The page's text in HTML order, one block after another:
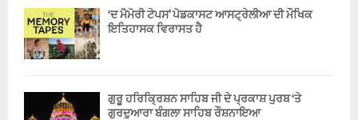
‘ਦ ਮੈਮੋਰੀ ਟੇਪਸ’ ਪੋਡਕਾਸਟ ਆਸਟ੍ਰੇਲੀਆ ਦੀ ਮੌਖਿਕ
ਇਤਿਹਾਸਕ ਵਿਰਾਸਤ ਹੈ
ਗੁਰੂ ਹਰਿਕ੍ਰਿਸ਼ਨ ਸਾਹਿਬ ਜੀ ਦੇ ਪ੍ਰਕਾਸ਼ ਪੁਰਬ ‘ਤੇ
ਗੁਰਦੁਆਰਾ ਬੰਗਲਾ ਸਾਹਿਬ ਰੌਸ਼ਨਾਇਆ